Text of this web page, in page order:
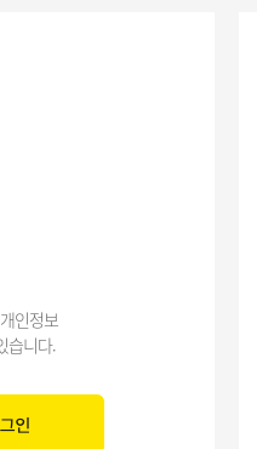
인정보
습니다.